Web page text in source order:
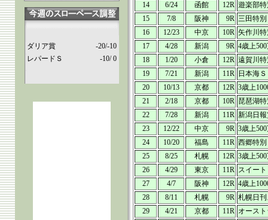
ダリア賞
-20/-10
レパードＳ
-10/ 0
14
6/24 函館 12R 遊楽部
15
7/8 阪神 9R 三田特別
16
12/23 中京 10R 矢作川
17
4/28 新潟 9R 4歳上
18
1/20 小倉 12R 遠賀川
19
7/21 新潟 11R 日本海Ｓ
20
10/13 京都 12R 3歳上
21
2/18 京都 10R 琵琶湖
22
7/28 新潟 11R 新潟日
23
12/22 中京 9R 3歳上
24
10/20 福島 11R 西郷特別
25
8/25 札幌 12R 3歳上
26
4/29 東京 11R スイー
27
4/7 阪神 12R 4歳上
28
8/11 札幌 9R 札幌日
29
4/21 京都 11R オース